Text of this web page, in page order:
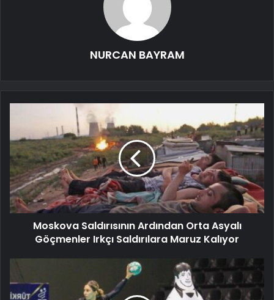
NURCAN BAYRAM
Moskova Saldırısının Ardından Orta Asyalı
Göçmenler Irkçı Saldırılara Maruz Kalıyor